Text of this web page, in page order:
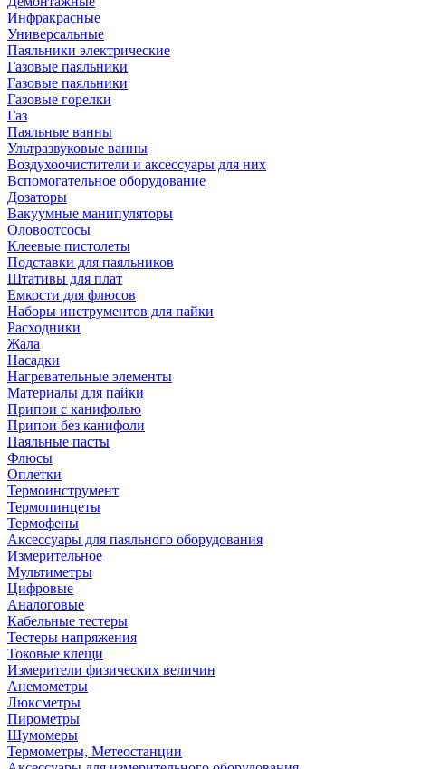
Инфракрасные
Универсальные
Паяльники электрические
Газовые паяльники
Газовые паяльники
Газовые горелки
Газ
Паяльные ванны
Ультразвуковые ванны
Воздухоочистители и аксессуары для них
Вспомогательное оборудование
Дозаторы
Вакуумные манипуляторы
Оловоотсосы
Клеевые пистолеты
Подставки для паяльников
Штативы для плат
Емкости для флюсов
Наборы инструментов для пайки
Расходники
Жала
Насадки
Нагревательные элементы
Материалы для пайки
Припои с канифолью
Припои без канифоли
Паяльные пасты
Флюсы
Оплетки
Термоинструмент
Термопинцеты
Термофены
Аксессуары для паяльного оборудования
Измерительное
Мультиметры
Цифровые
Аналоговые
Кабельные тестеры
Тестеры напряжения
Токовые клещи
Измерители физических величин
Анемометры
Люксметры
Пирометры
Шумомеры
Термометры, Метеостанции